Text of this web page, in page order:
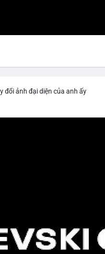
đổi ảnh đại diện của anh ấy